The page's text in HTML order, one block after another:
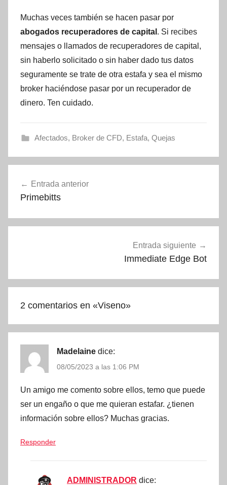
Muchas veces también se hacen pasar por
abogados recuperadores de capital . Si recibes
mensajes o llamados de recuperadores de capital,
sin haberlo solicitado o sin haber dado tus datos
seguramente se trate de otra estafa y sea el mismo
broker haciéndose pasar por un recuperador de
dinero. Ten cuidado.
Afectados, Broker de CFD, Estafa, Quejas
de
Entrada anterior
Primebitts
Entrada siguiente
Immediate Edge Bot
2 comentarios en «Viseno»
Madelaine dice:
08/05/2023 a las 1:06 PM
Un amigo me comento sobre ellos, temo que puede
ser un engaño o que me quieran estafar. ¿tienen
información sobre ellos? Muchas gracias.
Responder
ADMINISTRADOR dice: